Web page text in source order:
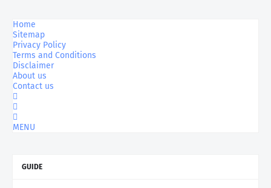
Home
Sitemap
Privacy Policy
Terms and Conditions
Disclaimer
About us
Contact us
MENU
GUIDE